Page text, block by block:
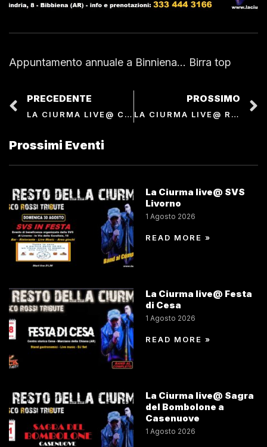
Appuntamento annuale a Binniena… Birra top
PRECEDENTE
LA CIURMA LIVE@ CHIOSCO DEL PORTO
PROSSIMO
LA CIURMA LIVE@ ROSIGNANO SOLVAY
Prossimi Eventi
La Ciurma live@ SVS
Livorno
1 Agosto 2026
READ MORE »
La Ciurma live@ Festa
di Cesa
1 Agosto 2026
READ MORE »
La Ciurma live@ Sagra
del Bombolone a
Casenuove
1 Agosto 2026